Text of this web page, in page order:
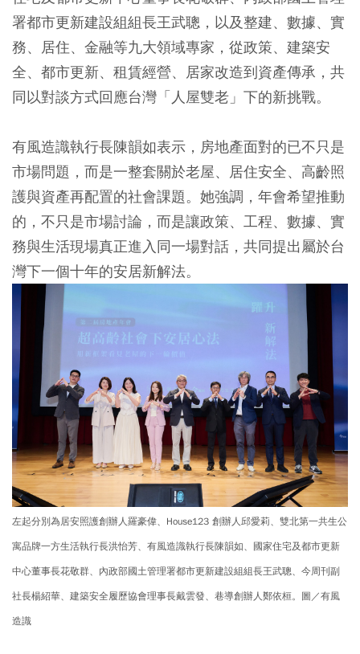
署都市更新建設組組長王武聰，以及整建、數據、實
務、居住、金融等九大領域專家，從政策、建築安
全、都市更新、租賃經營、居家改造到資產傳承，共
同以對談方式回應台灣「人屋雙老」下的新挑戰。
有風造識執行長陳韻如表示，房地產面對的已不只是
市場問題，而是一整套關於老屋、居住安全、高齡照
護與資產再配置的社會課題。她強調，年會希望推動
的，不只是市場討論，而是讓政策、工程、數據、實
務與生活現場真正進入同一場對話，共同提出屬於台
灣下一個十年的安居新解法。
左起分別為居安照護創辦人羅豪偉、House123 創辦人邱愛莉、雙北第一共生公
寓品牌一方生活執行長洪怡芳、有風造識執行長陳韻如、國家住宅及都市更新
中心董事長花敬群、內政部國土管理署都市更新建設組組長王武聰、今周刊副
社長楊紹華、建築安全履歷協會理事長戴雲發、巷導創辦人鄭依桓。圖／有風
造識